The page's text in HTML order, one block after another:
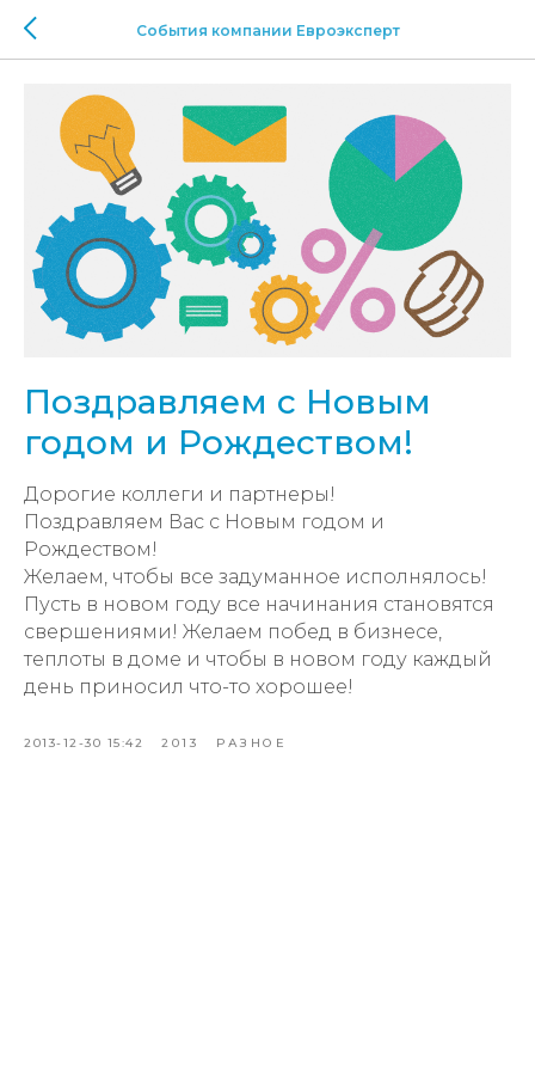
События компании Евроэксперт
Поздравляем с Новым
годом и Рождеством!
Дорогие коллеги и партнеры!
Поздравляем Вас с Новым годом и
Рождеством!
Желаем, чтобы все задуманное исполнялось!
Пусть в новом году все начинания становятся
свершениями! Желаем побед в бизнесе,
теплоты в доме и чтобы в новом году каждый
день приносил что-то хорошее!
2013-12-30 15:42 2013 РАЗНОЕ